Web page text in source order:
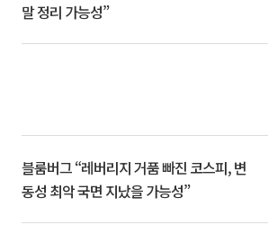
말 정리 가능성”
블룸버그 “레버리지 거품 빠진 코스피, 변
동성 최악 국면 지났을 가능성”